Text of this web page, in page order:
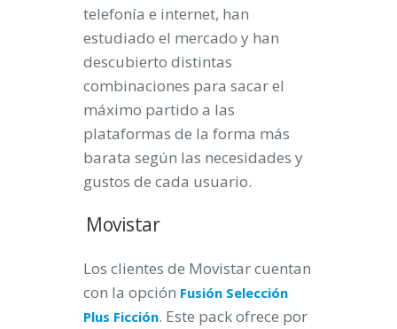
telefonía e internet, han
estudiado el mercado y han
descubierto distintas
combinaciones para sacar el
máximo partido a las
plataformas de la forma más
barata según las necesidades y
gustos de cada usuario.
Movistar
Los clientes de Movistar cuentan
con la opción Fusión Selección
Plus Ficción. Este pack ofrece por